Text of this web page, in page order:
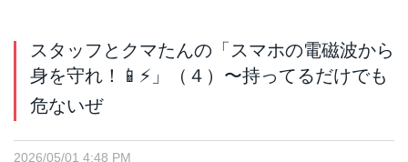
スタッフとクマたんの「スマホの電磁波から
身を守れ！📱⚡️」（４）〜持ってるだけでも
危ないぜ
2026/05/01 4:48 PM